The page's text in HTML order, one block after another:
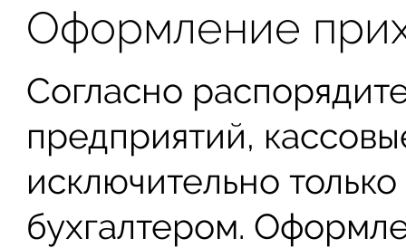
Оформление
Согласно
предприятий,
исключительно
бухгалтером.